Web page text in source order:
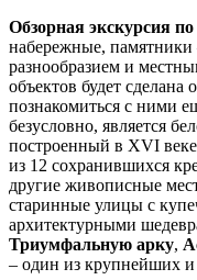
Обзорная экскурсия
набережные, памятники
разнообразием и
объектов будет
познакомиться с ними
безусловно, является
построенный в XVI
из 12 сохранившихся
другие живописные
старинные улицы с
архитектурными
Триумфальную арку,
– один из крупнейших